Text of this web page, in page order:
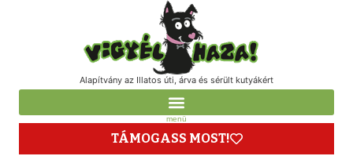
Alapítvány az Illatos úti, árva és sérült kutyákért
menü
TÁMOGASS MOST!